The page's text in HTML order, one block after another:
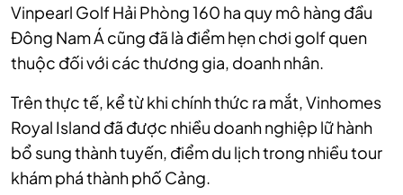
Vinpearl Golf Hải Phòng 160 ha quy mô hàng đầu
Đông Nam Á cũng đã là điểm hẹn chơi golf quen
thuộc đối với các thương gia, doanh nhân.
Trên thực tế, kể từ khi chính thức ra mắt, Vinhomes
Royal Island đã được nhiều doanh nghiệp lữ hành
bổ sung thành tuyến, điểm du lịch trong nhiều tour
khám phá thành phố Cảng.